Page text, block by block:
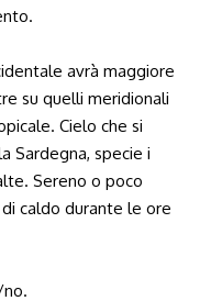
avrà maggiore
su quelli meridionali
Cielo che si
Sardegna, specie i
Sereno o poco
di caldo durante le ore